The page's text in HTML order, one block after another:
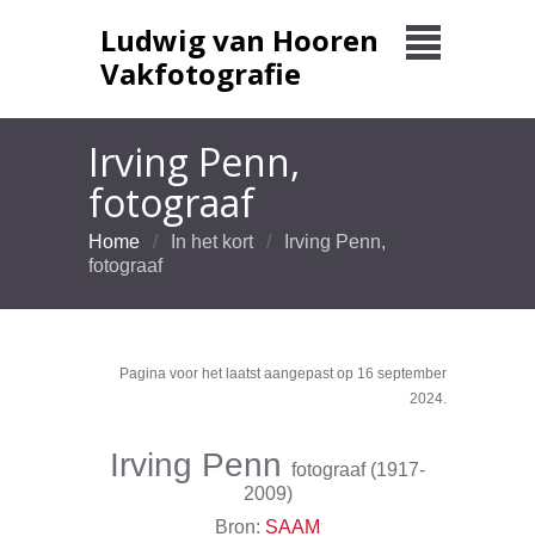
Ludwig van Hooren
Vakfotografie
Irving Penn,
fotograaf
Home In het kort
Irving Penn,
fotograaf
Pagina voor het laatst aangepast op 16 september
2024.
Irving Penn fotograaf (1917-
2009)
Bron: SAAM